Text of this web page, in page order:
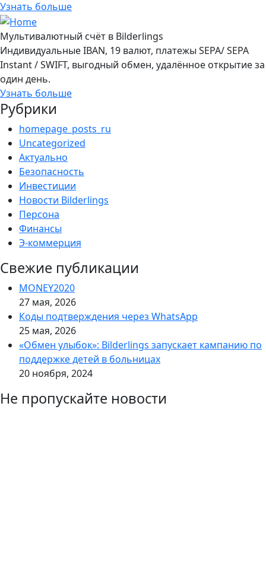
Узнать больше
Мультивалютный счёт в Bilderlings
Индивидуальные IBAN, 19 валют, платежы SEPA/ SEPA
Instant / SWIFT, выгодный обмен, удалённое открытие за
один день.
Узнать больше
Рубрики
homepage_posts_ru
Uncategorized
Актуально
Безопасность
Инвестиции
Новости Bilderlings
Персона
Финансы
Э-коммерция
Свежие публикации
MONEY2020
27 мая, 2026
Коды подтверждения через WhatsApp
25 мая, 2026
«Обмен улыбок»: Bilderlings запускает кампанию по
поддержке детей в больницах
20 ноября, 2024
Не пропускайте новости